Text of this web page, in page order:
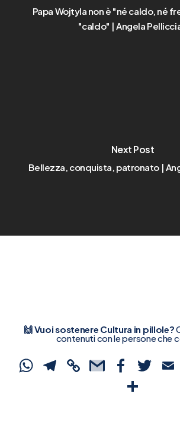
Papa Wojtyla non è "né caldo, né
"caldo" | Angela
Next Post
Bellezza, conquista, patronato |
🙌 Vuoi sostenere Cultura in pillole?
contenuti con le persone che
WhatsApp
Telegram
CopyGmail